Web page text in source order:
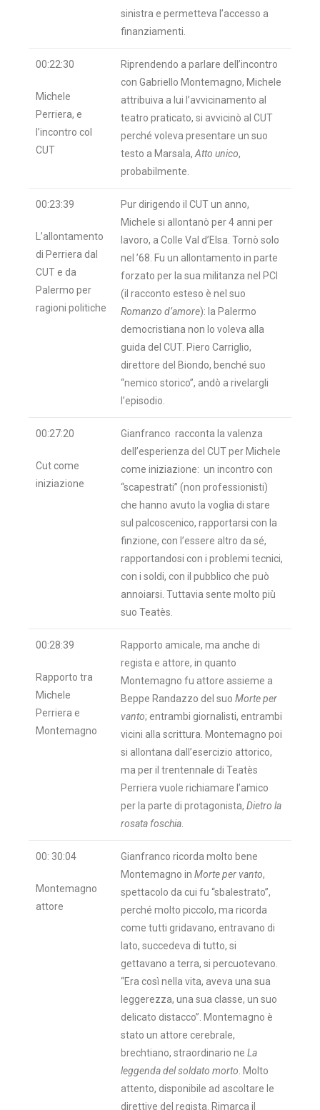
sinistra e permetteva l’accesso a
finanziamenti.
00:22:30
Michele
Perriera, e
l’incontro col
CUT
Riprendendo a parlare dell’incontro
con Gabriello Montemagno, Michele
attribuiva a lui l’avvicinamento al
teatro praticato, si avvicinò al CUT
perché voleva presentare un suo
testo a Marsala, Atto unico,
probabilmente.
00:23:39
L’allontamento
di Perriera dal
CUT e da
Palermo per
ragioni politiche
Pur dirigendo il CUT un anno,
Michele si allontanò per 4 anni per
lavoro, a Colle Val d’Elsa. Tornò solo
nel ’68. Fu un allontamento in parte
forzato per la sua militanza nel PCI
(il racconto esteso è nel suo
Romanzo d’amore): la Palermo
democristiana non lo voleva alla
guida del CUT. Piero Carriglio,
direttore del Biondo, benché suo
“nemico storico”, andò a rivelargli
l’episodio.
00:27:20
Cut come
iniziazione
Gianfranco racconta la valenza
dell’esperienza del CUT per Michele
come iniziazione: un incontro con
“scapestrati” (non professionisti)
che hanno avuto la voglia di stare
sul palcoscenico, rapportarsi con la
finzione, con l’essere altro da sé,
rapportandosi con i problemi tecnici,
con i soldi, con il pubblico che può
annoiarsi. Tuttavia sente molto più
suo Teatès.
00:28:39
Rapporto tra
Michele
Perriera e
Montemagno
Rapporto amicale, ma anche di
regista e attore, in quanto
Montemagno fu attore assieme a
Beppe Randazzo del suo Morte per
vanto; entrambi giornalisti, entrambi
vicini alla scrittura. Montemagno poi
si allontana dall’esercizio attorico,
ma per il trentennale di Teatès
Perriera vuole richiamare l’amico
per la parte di protagonista, Dietro la
rosata foschia
00: 30:04
Montemagno
attore
Gianfranco ricorda molto bene
Montemagno in Morte per vanto,
spettacolo da cui fu “sbalestrato”,
perché molto piccolo, ma ricorda
come tutti gridavano, entravano di
lato, succedeva di tutto, si
gettavano a terra, si percuotevano.
“Era così nella vita, aveva una sua
leggerezza, una sua classe, un suo
delicato distacco”. Montemagno è
stato un attore cerebrale,
brechtiano, straordinario ne La
leggenda del soldato morto . Molto
attento, disponibile ad ascoltare le
direttive del regista. Rimarca il